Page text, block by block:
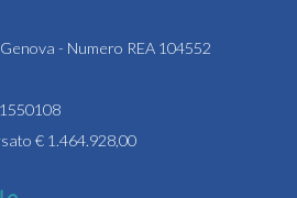
- Numero REA 104552
€ 1.464.928,00